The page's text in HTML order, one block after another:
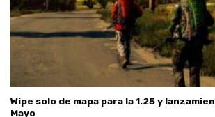
Wipe solo de mapa para la 1.25 y
Mayo